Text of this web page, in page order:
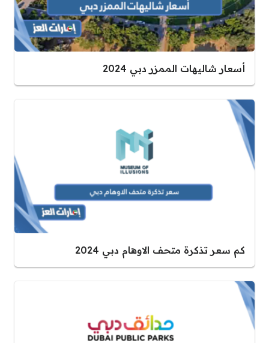
أسعار شاليهات الممزر دبي 2024
كم سعر تذكرة متحف الاوهام دبي 2024